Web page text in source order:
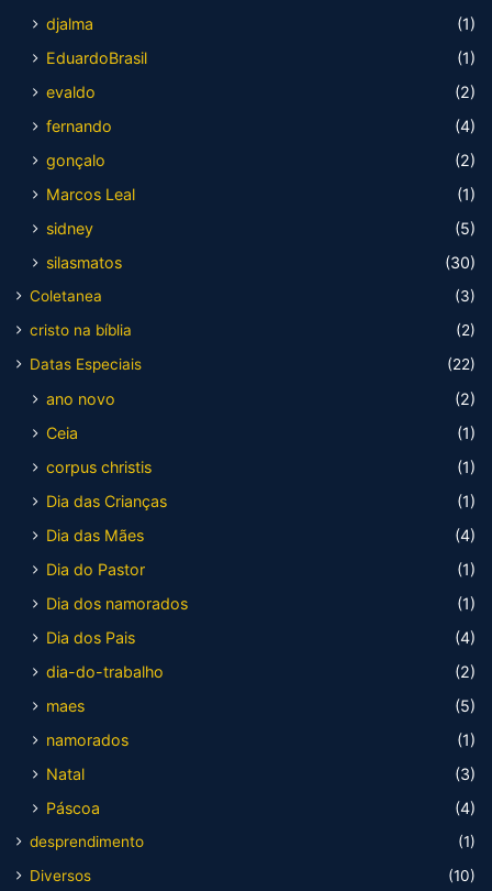
djalma
(1)
EduardoBrasil
(1)
evaldo
(2)
fernando
(4)
gonçalo
(2)
Marcos Leal
(1)
sidney
(5)
silasmatos
(30)
Coletanea
(3)
cristo na bíblia
(2)
Datas Especiais
(22)
ano novo
(2)
Ceia
(1)
corpus christis
(1)
Dia das Crianças
(1)
Dia das Mães
(4)
Dia do Pastor
(1)
Dia dos namorados
(1)
Dia dos Pais
(4)
dia-do-trabalho
(2)
maes
(5)
namorados
(1)
Natal
(3)
Páscoa
(4)
desprendimento
(1)
Diversos
(10)